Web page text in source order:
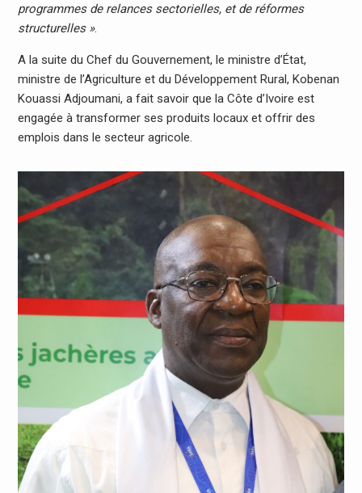
programmes de relances sectorielles, et de réformes
structurelles ».
A la suite du Chef du Gouvernement, le ministre d’État,
ministre de l’Agriculture et du Développement Rural, Kobenan
Kouassi Adjoumani, a fait savoir que la Côte d’Ivoire est
engagée à transformer ses produits locaux et offrir des
emplois dans le secteur agricole.